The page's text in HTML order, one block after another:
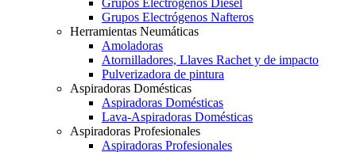
Grupos Electrógenos Nafteros
Herramientas Neumáticas
Amoladoras
Atornilladores, Llaves Rachet y de impacto
Pulverizadora de pintura
Aspiradoras Domésticas
Aspiradoras Domésticas
Lava-Aspiradoras Domésticas
Aspiradoras Profesionales
Aspiradoras Profesionales